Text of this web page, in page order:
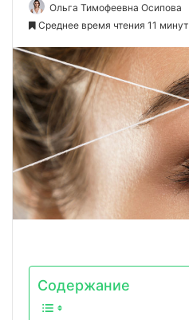
Ольга Тимофеевна Осипова
Среднее время чтения 11 минут
Содержание